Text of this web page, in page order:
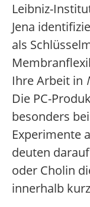
Leibniz-
Jena
als
Ihre Arbeit in
Die PC-
besonders
Experimente
deuten
oder Cholin
innerhalb